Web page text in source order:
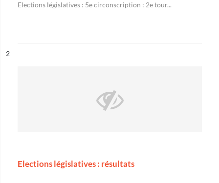
Elections législatives : 5e circonscription : 2e tour...
n°
2
Elections législatives : résultats